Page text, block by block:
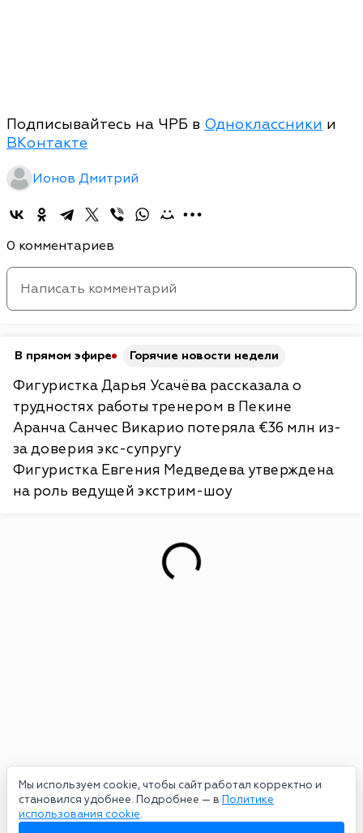
Мы используем cookie, чтобы сайт работал корректно и
становился удобнее. Подробнее — в Политике
использования cookie.
Подписывайтесь на ЧРБ в Одноклассники и
ВКонтакте
Ионов Дмитрий
0 комментариев
В прямом эфире Горячие новости недели
Фигуристка Дарья Усачёва рассказала о
трудностях работы тренером в Пекине
Аранча Санчес Викарио потеряла €36 млн из-
за доверия экс-супругу
Фигуристка Евгения Медведева утверждена
на роль ведущей экстрим-шоу